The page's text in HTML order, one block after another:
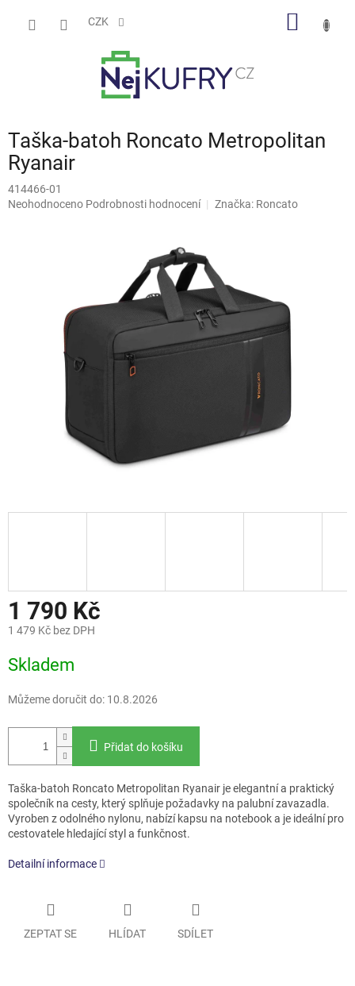
CZK
Taška-batoh Roncato Metropolitan
Ryanair
414466-01
Průměrné
Neohodnoceno Podrobnosti hodnocení Značka: Roncato
1 790 Kč
1 479 Kč bez DPH
cena:
Skladem
Můžeme doručit do: 10.8.2026
Přidat do košíku
Taška-batoh Roncato Metropolitan Ryanair je elegantní a praktický
společník na cesty, který splňuje požadavky na palubní zavazadla.
Vyroben z odolného nylonu, nabízí kapsu na notebook a je ideální pro
cestovatele hledající styl a funkčnost.
Detailní informace
ZEPTAT SE HLÍDAT SDÍLET